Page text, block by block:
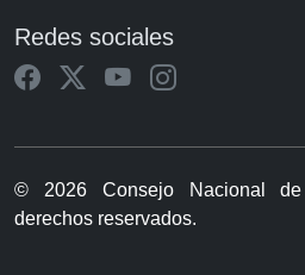
Redes sociales
© 2026 Consejo Nacional
derechos reservados.